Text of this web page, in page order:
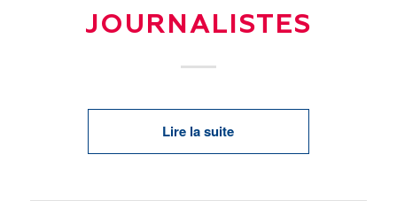
JOURNALISTES
Lire la suite